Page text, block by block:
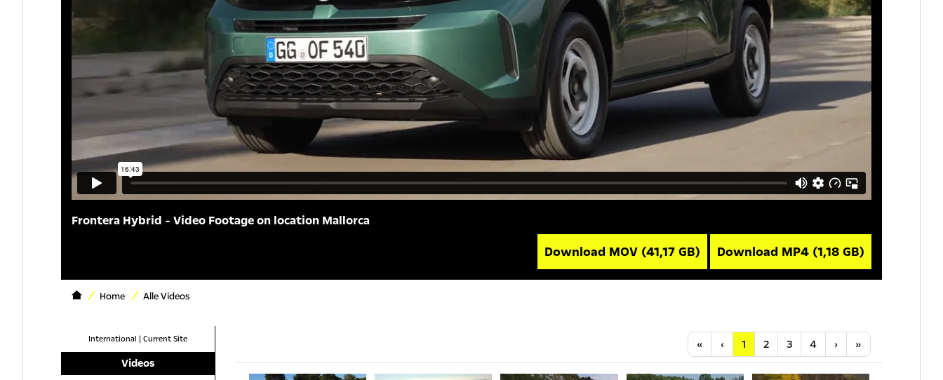
Frontera Hybrid - Video Footage on location Mallorca
Download MOV (41,17 GB) Download MP4 (1,18 GB)
Home Alle Videos
International | Current Site
Videos
« Anfang
‹ Vorherige
1 2 3 4 ›Nächste
»